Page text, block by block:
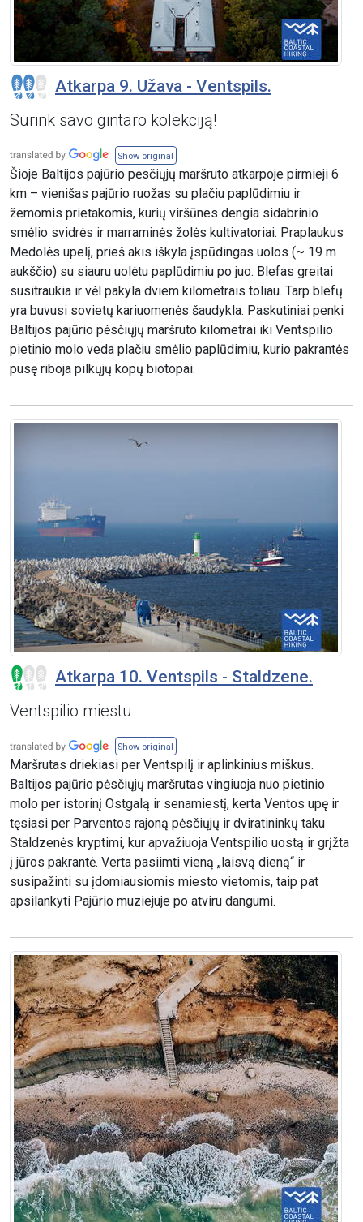
Atkarpa 9. Užava - Ventspils.
Surink savo gintaro kolekciją!
Show original
Šioje Baltijos pajūrio pėsčiųjų maršruto atkarpoje pirmieji 6
km – vienišas pajūrio ruožas su plačiu paplūdimiu ir
žemomis prietakomis, kurių viršūnes dengia sidabrinio
smėlio svidrės ir marraminės žolės kultivatoriai. Praplaukus
Medolės upelį, prieš akis iškyla įspūdingas uolos (~ 19 m
aukščio) su siauru uolėtu paplūdimiu po juo. Blefas greitai
susitraukia ir vėl pakyla dviem kilometrais toliau. Tarp blefų
yra buvusi sovietų kariuomenės šaudykla. Paskutiniai penki
Baltijos pajūrio pėsčiųjų maršruto kilometrai iki Ventspilio
pietinio molo veda plačiu smėlio paplūdimiu, kurio pakrantės
pusę riboja pilkųjų kopų biotopai.
Atkarpa 10. Ventspils - Staldzene.
Ventspilio miestu
Show original
Maršrutas driekiasi per Ventspilį ir aplinkinius miškus.
Baltijos pajūrio pėsčiųjų maršrutas vingiuoja nuo pietinio
molo per istorinį Ostgalą ir senamiestį, kerta Ventos upę ir
tęsiasi per Parventos rajoną pėsčiųjų ir dviratininkų taku
Staldzenės kryptimi, kur apvažiuoja Ventspilio uostą ir grįžta
į jūros pakrantė. Verta pasiimti vieną „laisvą dieną“ ir
susipažinti su įdomiausiomis miesto vietomis, taip pat
apsilankyti Pajūrio muziejuje po atviru dangumi.